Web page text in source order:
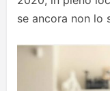
se ancora non lo